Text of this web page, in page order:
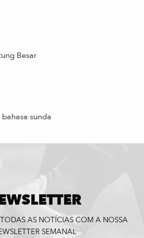
Besar
sunda
AS NOTÍCIAS COM A NOSSA
SEMANAL